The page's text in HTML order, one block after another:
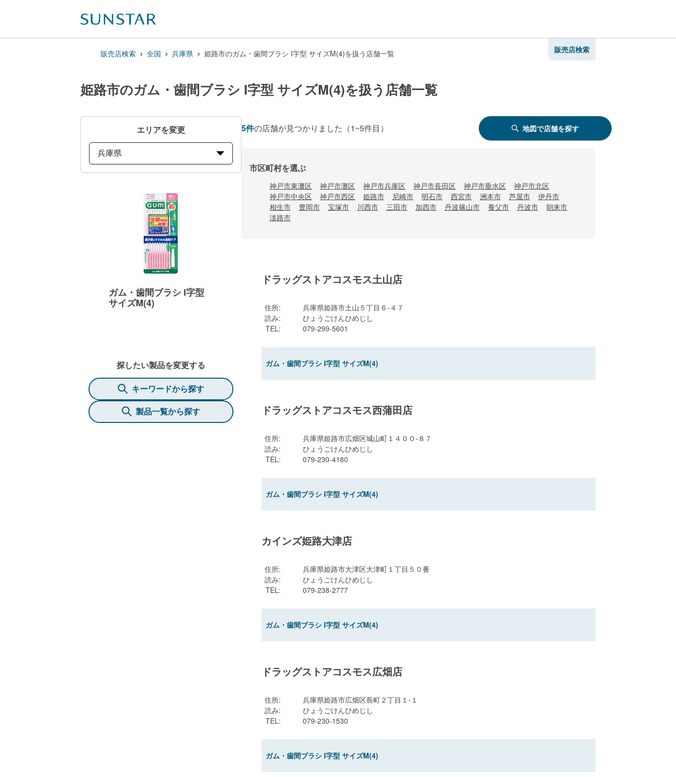
販売店検索 全国 兵庫県 姫路市のガム・歯間ブラシ I字型 サイズM(4)を扱う店舗一覧 販売店検索
姫路市のガム・歯間ブラシ I字型 サイズM(4)を扱う店舗一覧
エリアを変更
兵庫県
ガム・歯間ブラシ I字型
サイズM(4)
探したい製品を変更する
キーワードから探す
製品一覧から探す
5件の店舗が見つかりました （1~5件目） 地図で店舗を探す
市区町村を選ぶ
神戸市東灘区 神戸市灘区 神戸市兵庫区 神戸市長田区 神戸市垂水区
神戸市北区
神戸市中央区
神戸市西区 姫路市 尼崎市 明石市 西宮市 洲本市 芦屋市
伊丹市
相生市
豊岡市 宝塚市 川西市 三田市 加西市 丹波篠山市 養父市 丹波市
朝来市
淡路市
ドラッグストアコスモス土山店
住所:
兵庫県姫路市土山５丁目６-４７
読み:
ひょうごけんひめじし
TEL: 079-299-5601
ガム・歯間ブラシ I字型 サイズM(4)
ドラッグストアコスモス西蒲田店
住所:
兵庫県姫路市広畑区城山町１４００-８７
読み:
ひょうごけんひめじし
TEL: 079-230-4180
ガム・歯間ブラシ I字型 サイズM(4)
カインズ姫路大津店
住所:
兵庫県姫路市大津区大津町１丁目５０番
読み:
ひょうごけんひめじし
TEL: 079-238-2777
ガム・歯間ブラシ I字型 サイズM(4)
ドラッグストアコスモス広畑店
住所:
兵庫県姫路市広畑区長町２丁目１-１
読み:
ひょうごけんひめじし
TEL: 079-230-1530
ガム・歯間ブラシ I字型 サイズM(4)